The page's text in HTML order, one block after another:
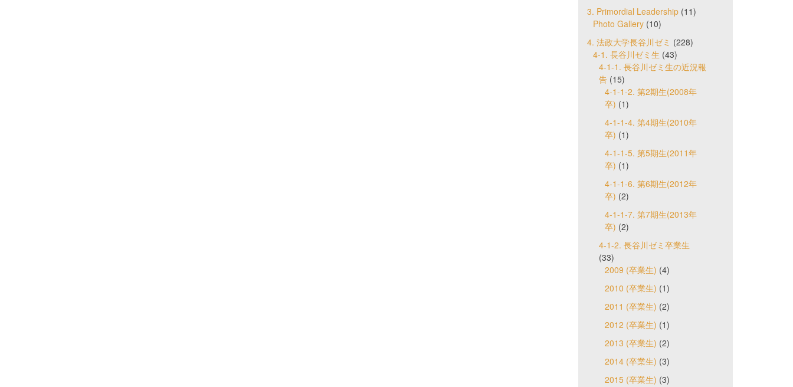
3. Primordial Leadership(11)
Photo Gallery(10)
4. 法政大学長谷川ゼミ (228)
4-1. 長谷川ゼミ生 (43)
4-1-1. 長谷川ゼミ生の近況報
告(15)
4-1-1-2. 第2期生(2008年
卒) (1)
4-1-1-4. 第4期生(2010年
卒) (1)
4-1-1-5. 第5期生(2011年
卒) (1)
4-1-1-6. 第6期生(2012年
卒) (2)
4-1-1-7. 第7期生(2013年
卒) (2)
4-1-2. 長谷川ゼミ卒業生
(33)
2009 (卒業生) (4)
2010 (卒業生) (1)
2011 (卒業生) (2)
2012 (卒業生) (1)
2013 (卒業生) (2)
2014 (卒業生) (3)
2015 (卒業生) (3)